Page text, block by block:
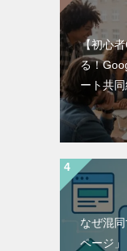
【初心
る！
ート共
なぜ混
ページ